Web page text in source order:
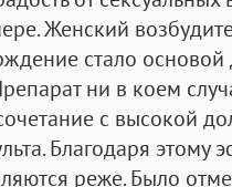
Женский
стало
ни в коем
с высокой
Благодаря этому
реже. Было